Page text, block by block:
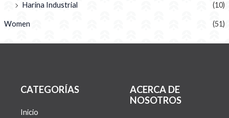
Harina Industrial
(10)
Women (51)
CATEGORÍAS
Inicio
ACERCA DE
NOSOTROS